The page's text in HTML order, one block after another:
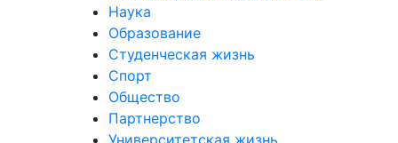
Наука
Образование
Студенческая жизнь
Спорт
Общество
Партнерство
Университетская жизнь